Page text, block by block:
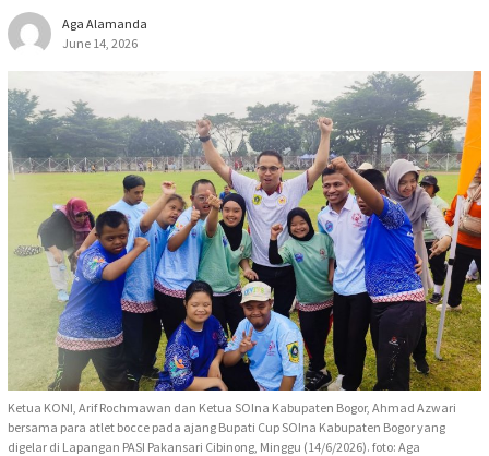
Aga Alamanda
June 14, 2026
Ketua KONI, Arif Rochmawan dan Ketua SOIna Kabupaten Bogor, Ahmad Azwari
bersama para atlet bocce pada ajang Bupati Cup SOIna Kabupaten Bogor yang
digelar di Lapangan PASI Pakansari Cibinong, Minggu (14/6/2026). foto: Aga